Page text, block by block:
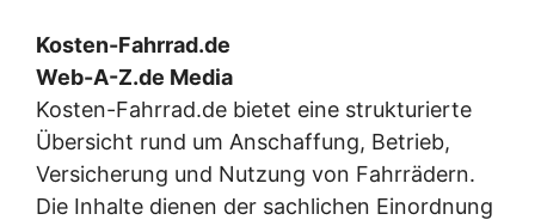
Kosten-Fahrrad.de
Web-A-Z.de Media
Kosten-Fahrrad.de bietet eine strukturierte
Übersicht rund um Anschaffung, Betrieb,
Versicherung und Nutzung von Fahrrädern.
Die Inhalte dienen der sachlichen Einordnung